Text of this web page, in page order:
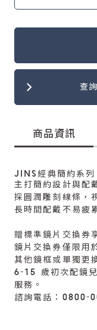
查
商品資訊
JINS經典簡約系列
主打簡約設計與配
採圓潤雕刻線條，
長時間配戴不易疲
贈標準鏡片交換券
鏡片交換券僅限用
其他鏡框或單獨更
6-15 歲初次配鏡
服務。
諮詢電話：0800-